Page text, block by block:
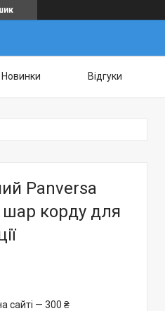
Новинки Відгуки
Panversa
шар корду для
сайті — 300 ₴